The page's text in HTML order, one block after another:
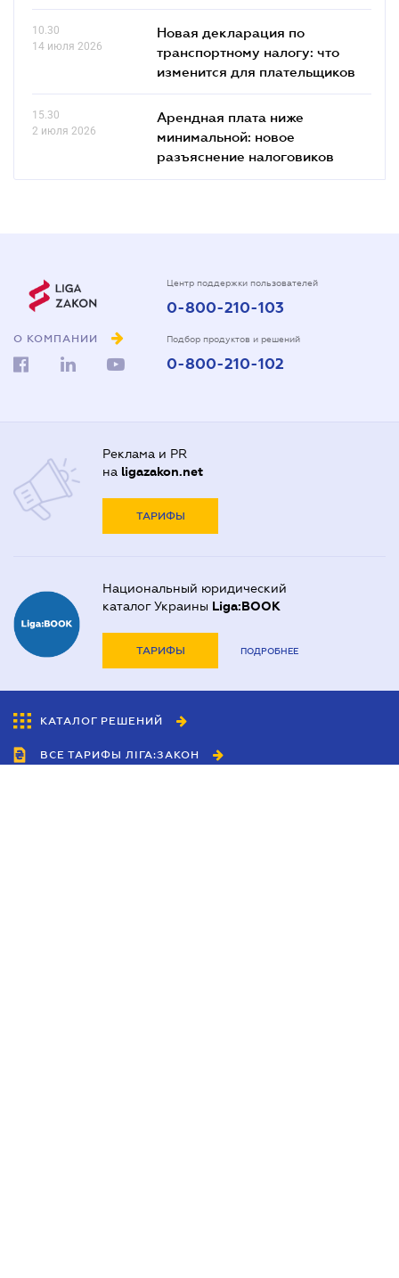
10.30
14 июля 2026
Новая декларация по
транспортному налогу: что
изменится для плательщиков
15.30
2 июля 2026
Арендная плата ниже
минимальной: новое
разъяснение налоговиков
О КОМПАНИИ
Центр поддержки пользователей
0-800-210-103
Подбор продуктов и решений
0-800-210-102
Реклама и PR
на ligazakon.net
ТАРИФЫ
Национальный юридический
каталог Украины Liga:BOOK
ТАРИФЫ ПОДРОБНЕЕ
КАТАЛОГ РЕШЕНИЙ
ВСЕ ТАРИФЫ ЛІГА:ЗАКОН